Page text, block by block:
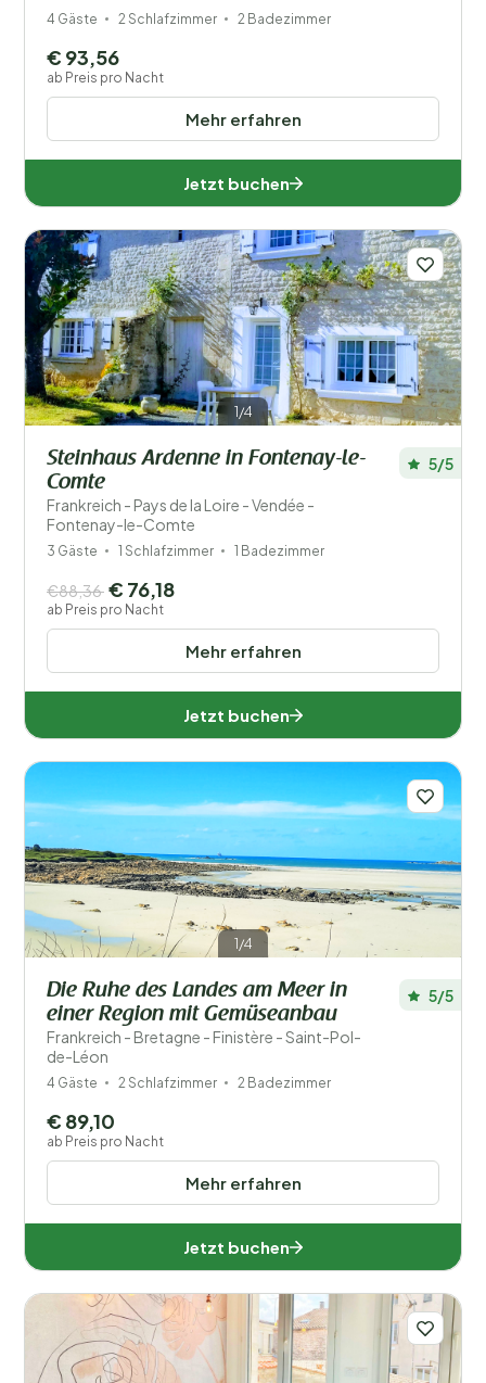
4 Gäste 2 Schlafzimmer 2 Badezimmer
Mehr erfahren
€ 93,56
ab Preis pro Nacht
Jetzt buchen
1/4
Steinhaus Ardenne in Fontenay-le-
Comte
Frankreich - Pays de la Loire - Vendée -
Fontenay-le-Comte
5/5
3 Gäste 1 Schlafzimmer 1 Badezimmer
Mehr erfahren
€88,36 € 76,18
ab Preis pro Nacht
Jetzt buchen
1/4
Die Ruhe des Landes am Meer in
einer Region mit Gemüseanbau
Frankreich - Bretagne - Finistère - Saint-Pol-
de-Léon
5/5
4 Gäste 2 Schlafzimmer 2 Badezimmer
Mehr erfahren
€ 89,10
ab Preis pro Nacht
Jetzt buchen